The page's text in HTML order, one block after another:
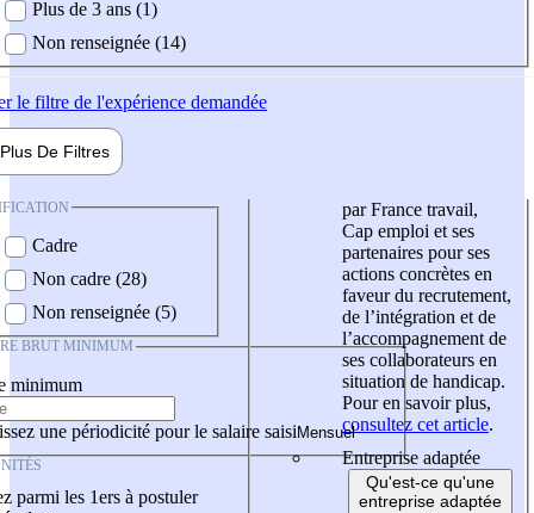
Plus de 3 ans (1)
Non renseignée (14)
le filtre de l'expérience demandée
Plus De Filtres
Cadre
Non cadre (28)
Non renseignée (5)
BRUT MINIMUM
minimum
une périodicité pour le salaire saisi
parmi les 1ers à postuler
par France travail,
Cap emploi et ses
partenaires pour ses
actions concrètes en
faveur du recrutement,
de l’intégration et de
l’accompagnement de
ses collaborateurs en
situation de handicap.
Pour en savoir plus,
consultez cet article.
Entreprise adaptée
Qu'est-ce qu'une
entreprise adaptée